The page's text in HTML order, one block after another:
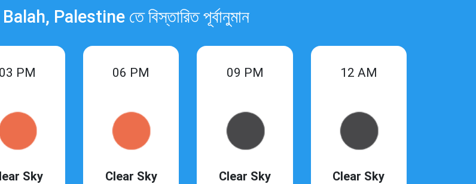
Palestine তে বিস্তারিত পূর্বানুমান
03 PM
Sky
06 PM
Clear Sky
09 PM
Clear Sky
12 AM
Clear Sky